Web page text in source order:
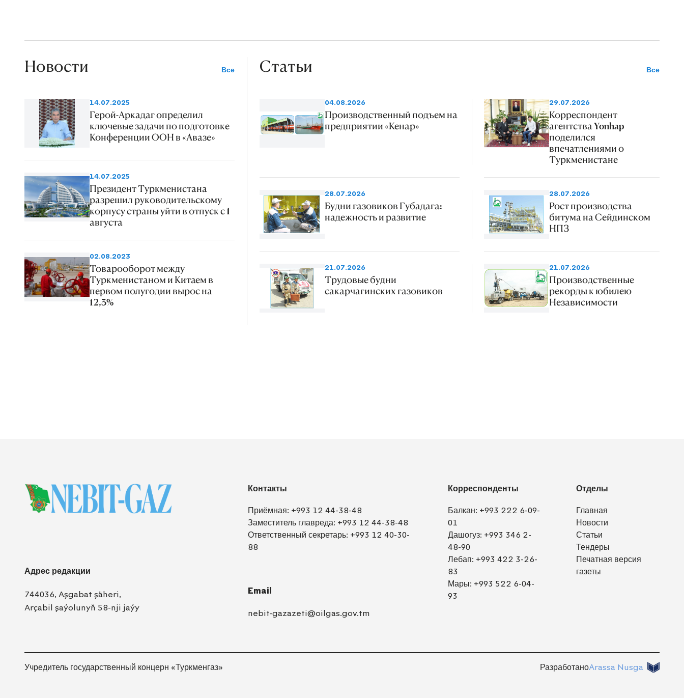
Новости Все
14.07.2025
Герой-Аркадаг определил
ключевые задачи по подготовке
Конференции ООН в «Авазе»
14.07.2025
Президент Туркменистана
разрешил руководительскому
корпусу страны уйти в отпуск с 1
августа
02.08.2023
Товарооборот между
Туркменистаном и Китаем в
первом полугодии вырос на
12,3%
Статьи Все
04.08.2026
Производственный подъем на
предприятии «Кенар»
29.07.2026
Корреспондент
агентства Yonhap
поделился
впечатлениями о
Туркменистане
28.07.2026
Будни газовиков Губадага:
надежность и развитие
28.07.2026
Рост производства
битума на Сейдинском
НПЗ
21.07.2026
Трудовые будни
сакарчагинских газовиков
21.07.2026
Производственные
рекорды к юбилею
Независимости
Адрес редакции
744036, Aşgabat şäheri,
Arçabil şaýolunyň 58-nji jaýy
Контакты
Приёмная: +993 12 44-38-48
Заместитель главреда: +993 12 44-38-48
Ответственный секретарь: +993 12 40-30-
88
Email
nebit-gazazeti@oilgas.gov.tm
Корреспонденты
Балкан: +993 222 6-09-
01
Дашогуз: +993 346 2-
48-90
Лебап: +993 422 3-26-
83
Мары: +993 522 6-04-
93
Отделы
Главная
Новости
Статьи
Тендеры
Печатная версия
газеты
Учредитель государственный концерн «Туркменгаз» РазработаноArassa Nusga